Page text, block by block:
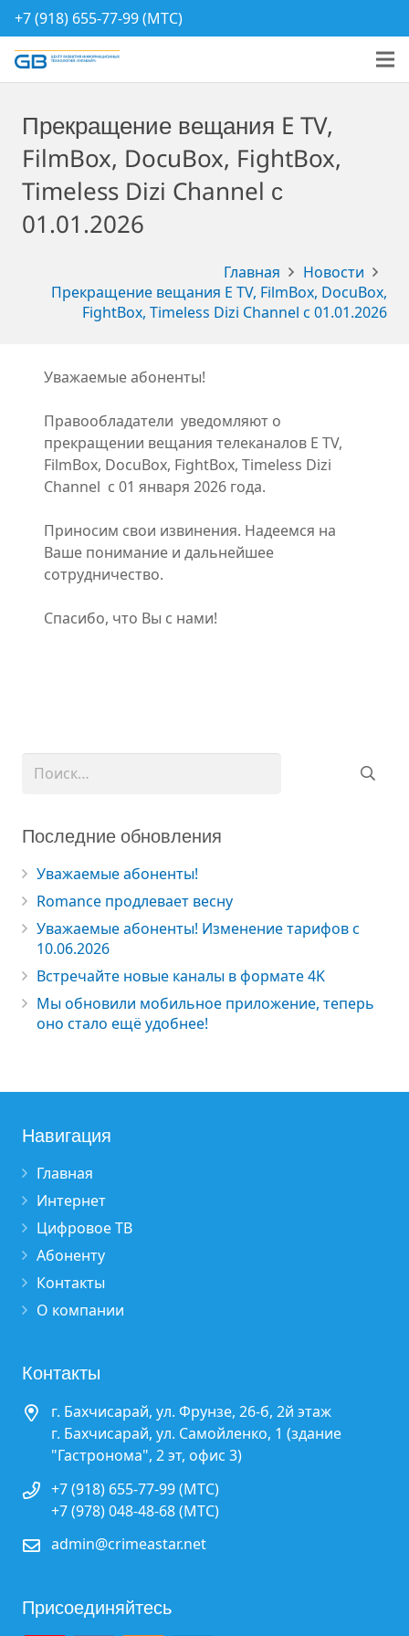
+7 (918) 655-77-99 (МТС)
Прекращение вещания E TV,
FilmBox, DocuBox, FightBox,
Timeless Dizi Channel с
01.01.2026
Главная
Новости
Прекращение вещания E TV, FilmBox, DocuBox,
FightBox, Timeless Dizi Channel с 01.01.2026
Уважаемые абоненты!
Правообладатели уведомляют о
прекращении вещания телеканалов E TV,
FilmBox, DocuBox, FightBox, Timeless Dizi
Channel с 01 января 2026 года.
Приносим свои извинения. Надеемся на
Ваше понимание и дальнейшее
сотрудничество.
Спасибо, что Вы с нами!
Найти:
Последние обновления
Уважаемые абоненты!
Romance продлевает весну
Уважаемые абоненты! Изменение тарифов с
10.06.2026
Встречайте новые каналы в формате 4K
Мы обновили мобильное приложение, теперь
оно стало ещё удобнее!
Навигация
Главная
Интернет
Цифровое ТВ
Абоненту
Контакты
О компании
Контакты
г. Бахчисарай, ул. Фрунзе, 26-б, 2й этаж
г. Бахчисарай, ул. Самойленко, 1 (здание
"Гастронома", 2 эт, офис 3)
+7 (918) 655-77-99 (МТС)
+7 (978) 048-48-68 (МТС)
admin@crimeastar.net
Присоединяйтесь